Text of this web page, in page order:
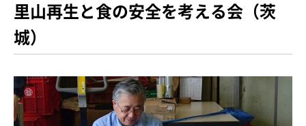
里山再生と食の安全を考える会（茨
城）